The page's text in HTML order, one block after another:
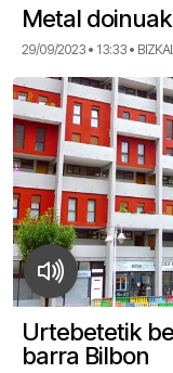
Metal
29/09/2023 • 13:33 •
Urtebetetik
barra Bilbon